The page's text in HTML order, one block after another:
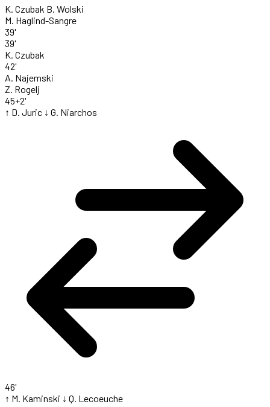
K. Czubak B. Wolski
M. Haglind-Sangre
39'
39'
K. Czubak
42'
A. Najemski
Z. Rogelj
45+2'
↑ D. Juric ↓ G. Niarchos
46'
↑ M. Kaminski ↓ Q. Lecoeuche